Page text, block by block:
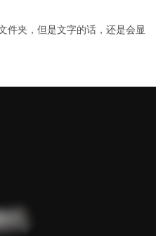
夹，但是文字的话，还是会显